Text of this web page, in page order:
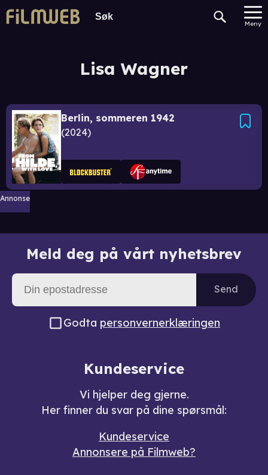
Meny
Lisa Wagner
Berlin, sommeren 1942
2024
Annonse
Meld deg på vårt nyhetsbrev
Send
Godta personvernerklæringen
Kundeservice
Vi hjelper deg gjerne.
Her finner du svar på dine spørsmål:
Kundeservice
Annonsere på Filmweb?